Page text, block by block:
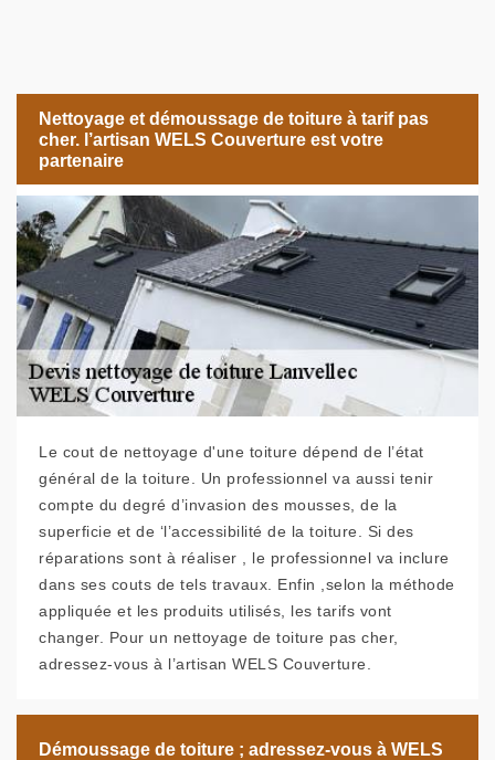
Nettoyage et démoussage de toiture à tarif pas
cher. l’artisan WELS Couverture est votre
partenaire
Le cout de nettoyage d'une toiture dépend de l’état
général de la toiture. Un professionnel va aussi tenir
compte du degré d’invasion des mousses, de la
superficie et de ‘l’accessibilité de la toiture. Si des
réparations sont à réaliser , le professionnel va inclure
dans ses couts de tels travaux. Enfin ,selon la méthode
appliquée et les produits utilisés, les tarifs vont
changer. Pour un nettoyage de toiture pas cher,
adressez-vous à l’artisan WELS Couverture.
Démoussage de toiture ; adressez-vous à WELS